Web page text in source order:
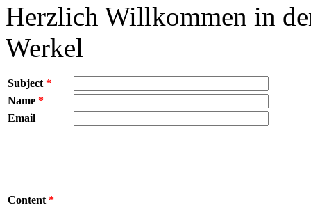
Herzlich Willkommen in
Werkel
Subject *
Name *
Email
Content *